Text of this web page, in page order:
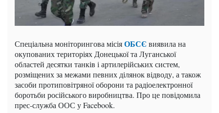
Спеціальна моніторингова місіяОБСЄ виявила на
окупованих територіях Донецької та Луганської
областей десятки танків і артилерійських систем,
розміщених за межами певних ділянок відводу, а також
засоби протиповітряної оборони та радіоелектронної
боротьби російського виробництва. Про це повідомила
прес-служба ООС у Facebook.